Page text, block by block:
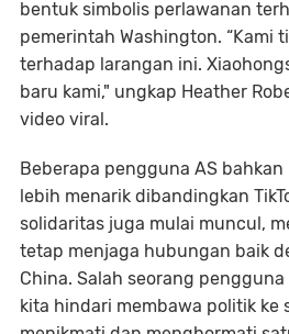
bentuk simbolis perlawanan
pemerintah Washington. “Kami
terhadap larangan ini.
baru kami," ungkap Heather
video viral.
Beberapa pengguna AS
lebih menarik dibandingkan
solidaritas juga mulai muncul,
tetap menjaga hubungan baik
China. Salah seorang
kita hindari membawa politik ke